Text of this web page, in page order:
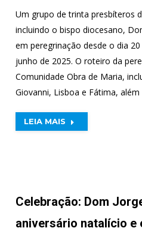
Um grupo de trinta presbíteros
incluindo o bispo diocesano,
em peregrinação desde o dia
junho de 2025. O roteiro da
Comunidade Obra de Maria,
Giovanni, Lisboa e Fátima,
LEIA MAIS
Celebração: Dom
aniversário natalício e